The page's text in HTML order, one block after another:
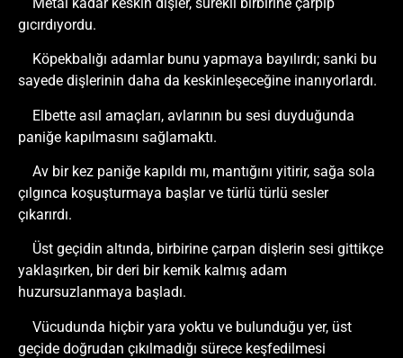
gıcırdıyordu.
Köpekbalığı adamlar bunu yapmaya bayılırdı; sanki bu
sayede dişlerinin daha da keskinleşeceğine inanıyorlardı.
Elbette asıl amaçları, avlarının bu sesi duyduğunda
paniğe kapılmasını sağlamaktı.
Av bir kez paniğe kapıldı mı, mantığını yitirir, sağa sola
çılgınca koşuşturmaya başlar ve türlü türlü sesler
çıkarırdı.
Üst geçidin altında, birbirine çarpan dişlerin sesi gittikçe
yaklaşırken, bir deri bir kemik kalmış adam
huzursuzlanmaya başladı.
Vücudunda hiçbir yara yoktu ve bulunduğu yer, üst
geçide doğrudan çıkılmadığı sürece keşfedilmesi